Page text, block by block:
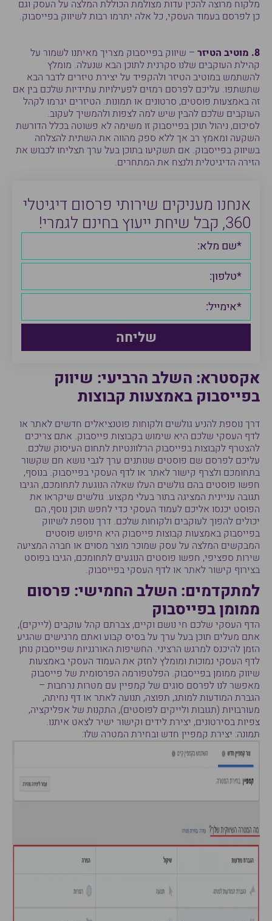
מלקוח מרוצה להכין עדות מצולמת הכוללת המלצה על העסק וגם
כן לפרסם בעמוד העסקי, כל אלה יתרמו רבות לשיווק בפייסבוק.
8. מוטיב הטיזר
– שיווק בפייסבוק מצריך מאיתנו לשמור על
קהילת העוקבים שלנו סקרנית לתוכן הבא שנעלה. מומלץ
להשתמש במוטיב הטיזר ולהקפיד על יצירת טיזרים לדבר הבא
שתשתפו. עליכם לפרסם רמזים לפעילויות עתידיות שלכם בין אם
זה באמצעות פוסטים, סרטונים או תמונות. הטיזרים יגרמו לקהל
העוקבים שלכם להבין שיש למה לצפות ולהמשיך לעקוב.
לסיכום, ניהול תוכן בפייסבוק זו משימה לא פשוטה בכלל הדורשת
השקעה ומאמץ רב אך ללא ספק מהווה את השתית להצלחה
בשיווק בפייסבוק. אם תשקיעו בתוכן בעל ערך תצליחו לכבוש את
הזירה הדיגיטלית ולנצח את המתחרים.
אנחנו מעניקים שירותי פרסום דיגיטלי
360, קבל שיחת ייעוץ בחינם לגמרי!
אקסטרא: השלב הרביעי: שיווק
בפייסבוק באמצעות קבוצות
דרך נוספת להניע גולשים ולקוחות פוטנציאלים חדשים לאתר או
לדף העסקי שלכם היא שימוש בקבוצות פייסבוק. אתם צריכים
להצטרף לקבוצות בפייסבוק הרלוונטיות לתחום העיסוק שלכם.
עליכם לפרסם שם פוסטים שנותנים ערך לגבי נושא חם שקשור
בתחומכם ולצרף קישור לאתר או לדף העסקי בפייסבוק. בנוסף,
חפשו פוסטים בהם גולשים העלו שאלה הנוגעת לתחומכם, הגיבו
תגובה עניינית המציגה בתור בעלי מקצוע. גולשים שיקראו את
הפוסט יכנסו אליכם לעמוד העסקי כדי לחפש תוכן נוסף, הם
יכולים להפוך לעוקבים ולקוחות שלכם. דרך נוספת לשיווק
בפייסבוק באמצעות קבוצות פייסבוק היא חיפוש פוסטים
המבקשים המלצה על עסק שמוכר מוצר מסוים או חברה המציעה
שירות ספציפי, חפשו פוסטים הנוגעים לתחומכם, הגיבו בפוסט
בצירוף קישור לאתר או לדף העסקי בפייסבוק.
למתקדמים: השלב החמישי: פרסום
ממומן בפייסבוק
הדף העסקי שלכם חי נושם וקיים, צברתם קהל עוקבים (לייקים),
אתם מעלים תוכן בעל ערך על בסיס קבוע ואתם מרגישים שהגיע
הזמן להיכנס למרגש הרציני. החשיפות האורגניות שפייסבוק נותן
לדף העסקי נמוכות ומומלץ לחזק את העמוד העסקי באמצעות
שיווק ממומן בפייסבוק. הפלטפורמה הפרסומית של פייסבוק
מאפשר לנו לפרסם סוגים של קמפיין עם מטרות נרחבות –
הגברת המודעות למותג, תפוצה, תנועה לאתר או דף נחיתה,
מעורבויות (תגובות ולייקים לפוסטים), התקנות של אפליקציה,
צפיות בסירטונים, יצירת לידים וקישור ישיר לצאט איתנו.
תמונה: יצירת קמפיין חדש ובחירת המטרה שלו: